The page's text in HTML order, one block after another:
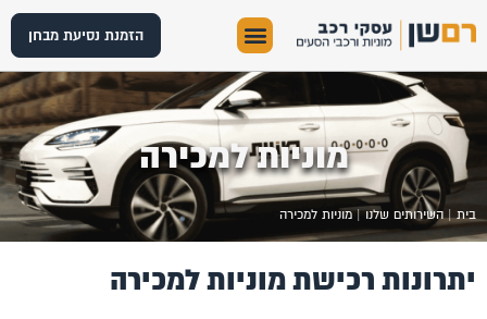
הזמנת נסיעת מבחן
מוניות למכירה
בית|השירותים שלנו|מוניות למכירה
יתרונות רכישת מוניות למכירה